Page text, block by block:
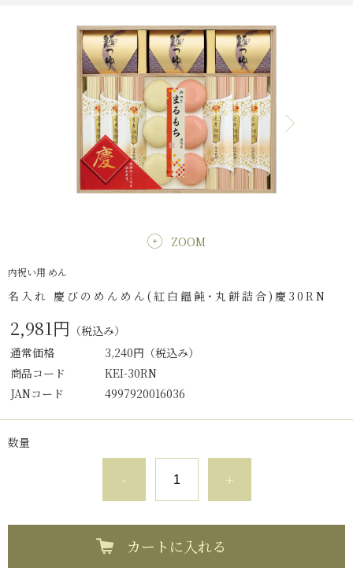
ZOOM
内祝い用 めん
名入れ 慶びのめんめん(紅白饂飩･丸餅詰合)慶30RN
2,981円 （税込み）
通常価格
3,240円 （税込み）
商品コード
KEI-30RN
JANコード
4997920016036
数量
- +
カートに入れる